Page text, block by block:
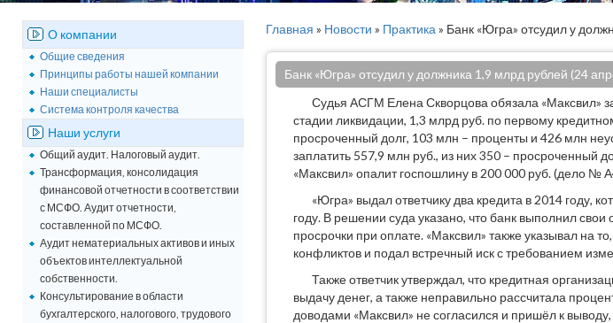
О компании
Общие сведения
Принципы работы нашей компании
Наши специалисты
Система контроля качества
Наши услуги
Общий аудит. Налоговый аудит.
Трансформация, консолидация
финансовой отчетности в соответствии
с МСФО. Аудит отчетности,
составленной по МСФО.
Аудит нематериальных активов и иных
объектов интеллектуальной
собственности.
Консультирование в области
бухгалтерского, налогового, трудового
Главная » Новости » Практика » Банк «Югра» отсудил у
Банк «Югра» отсудил у должника 1,9 млрд рублей (24
Судья АСГМ Елена Скворцова обязала «Максвил»
стадии ликвидации, 1,3 млрд руб. по первому
просроченный долг, 103 млн – проценты и 426 млн
заплатить 557,9 млн руб., из них 350 – просроченный
«Максвил» опалит госпошлину в 200 000 руб. (дело №
«Югра» выдал ответчику два кредита в 2014 году,
году. В решении суда указано, что банк выполнил
просрочки при оплате. «Максвил» также указывал на
конфликтов и подал встречный иск с требованием
Также ответчик утверждал, что кредитная
выдачу денег, а также неправильно рассчитала
доводами «Максвил» не согласился и пришёл к